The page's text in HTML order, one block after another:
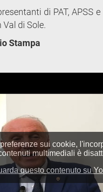
di PAT, APSS
di Sole.
Stampa